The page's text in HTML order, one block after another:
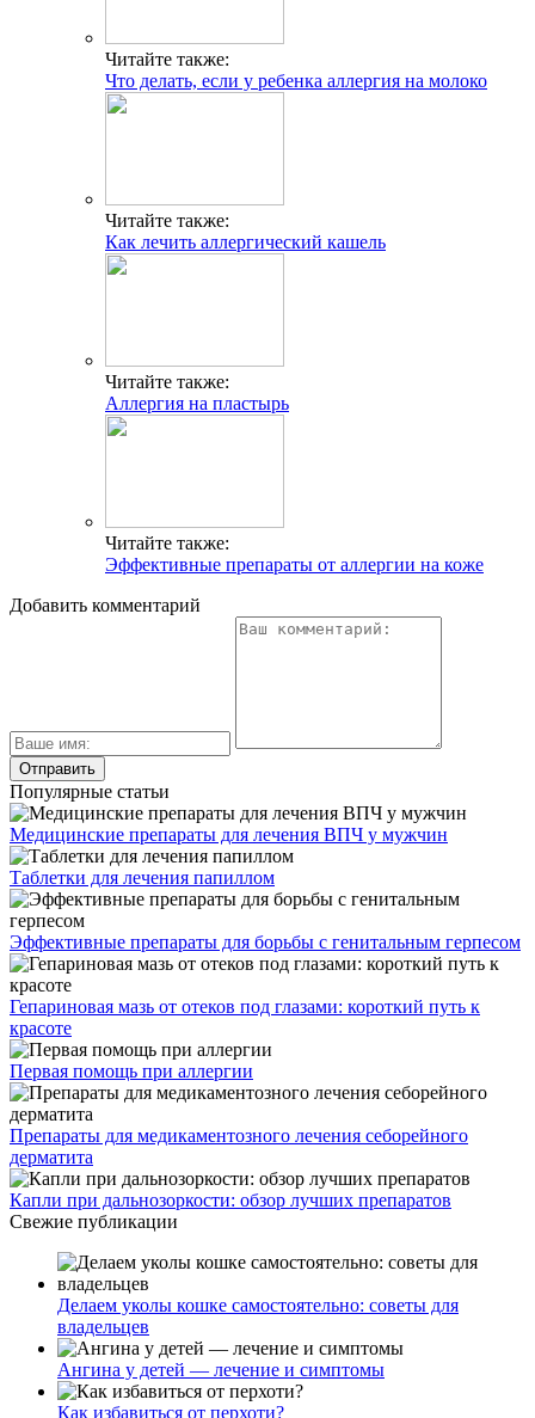
Читайте также:
Что делать, если у ребенка аллергия на молоко
Читайте также:
Как лечить аллергический кашель
Читайте также:
Аллергия на пластырь
Читайте также:
Эффективные препараты от аллергии на коже
Добавить комментарий
Популярные статьи
Медицинские препараты для лечения ВПЧ у мужчин
Таблетки для лечения папиллом
Эффективные препараты для борьбы с генитальным герпесом
Гепариновая мазь от отеков под глазами: короткий путь к
красоте
Первая помощь при аллергии
Препараты для медикаментозного лечения себорейного
дерматита
Капли при дальнозоркости: обзор лучших препаратов
Свежие публикации
Делаем уколы кошке самостоятельно: советы для
владельцев
Ангина у детей — лечение и симптомы
Как избавиться от перхоти?